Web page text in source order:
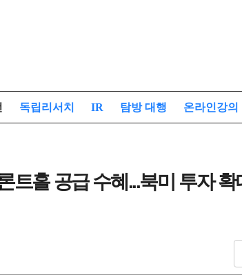
독립리서치 IR 탐방 대행 온라인강의
트홀 공급 수혜...북미 투자 확